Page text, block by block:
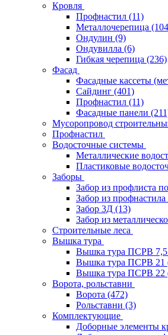
Кровля
Профнастил (11)
Металлочерепица
Ондулин (9)
Ондувилла (6)
Гибкая черепица (236)
Фасад
Фасадные кассеты
Сайдинг (401)
Профнастил (11)
Фасадные панели
Мусоропровод
Профнастил
Водосточные системы
Металлические
Пластиковые
Заборы
Забор из профлиста
Забор из
Забор 3Д (13)
Забор из
Строительные леса
Вышка тура
Вышка тура ПСРВ 7,5
Вышка тура ПСРВ 21
Вышка тура ПСРВ 22
Ворота, рольставни
Ворота (472)
Рольставни (3)
Комплектующие
Доборные элементы